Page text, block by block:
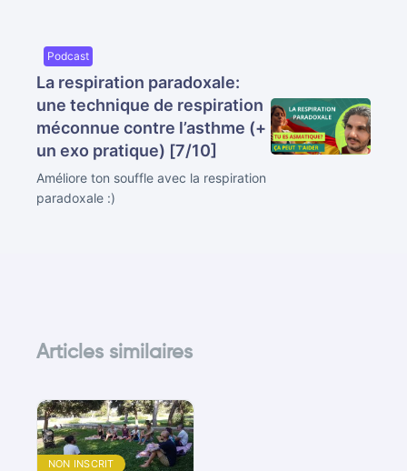
Podcast
La respiration paradoxale:
une technique de respiration
méconnue contre l’asthme (+
un exo pratique) [7/10]
Améliore ton souffle avec la respiration
paradoxale :)
Articles similaires
NON INSCRIT